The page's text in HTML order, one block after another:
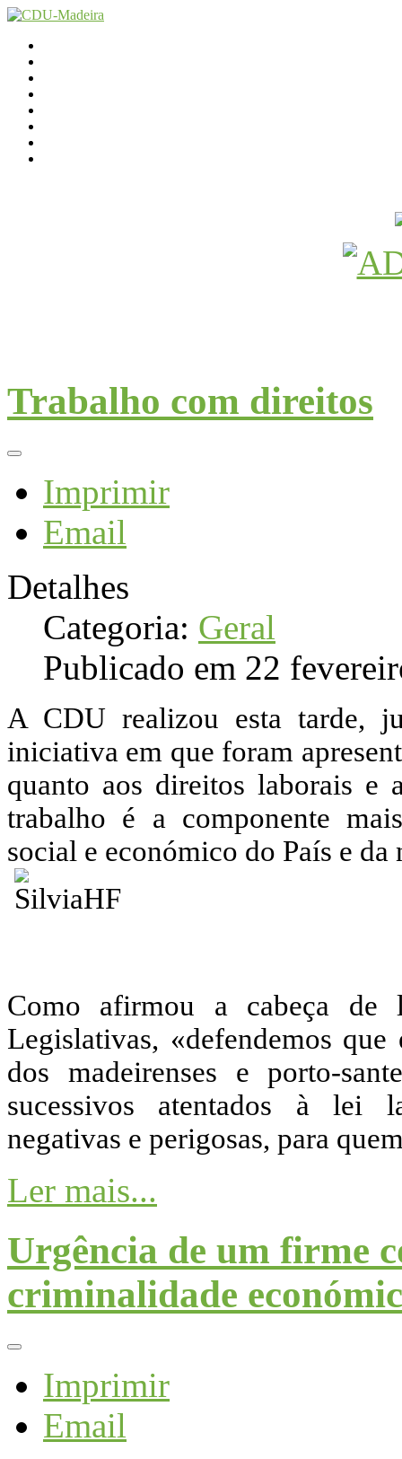
Trabalho com direitos
Imprimir
Email
Detalhes
Categoria: Geral
Publicado em 22
A CDU realizou esta tarde,
iniciativa em que foram
quanto aos direitos laborais e
trabalho é a componente
social e económico do País e da
Como afirmou a cabeça de
Legislativas, «defendemos
dos madeirenses e porto-
sucessivos atentados à lei
negativas e perigosas, para
Ler mais...
Urgência de um firme
criminalidade
Imprimir
Email